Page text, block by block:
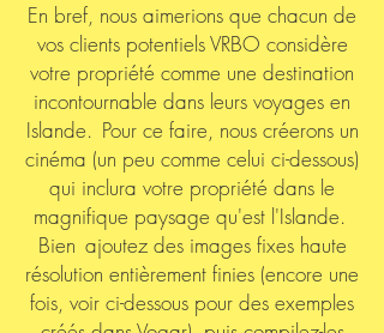
En bref, nous aimerions que chacun de
vos clients potentiels VRBO considère
votre propriété comme une destination
incontournable dans leurs voyages en
Islande. Pour ce faire, nous créerons un
cinéma (un peu comme celui ci-dessous)
qui inclura votre propriété dans le
magnifique paysage qu'est l'Islande.
Bien ajoutez des images fixes haute
résolution entièrement finies (encore une
fois, voir ci-dessous pour des exemples